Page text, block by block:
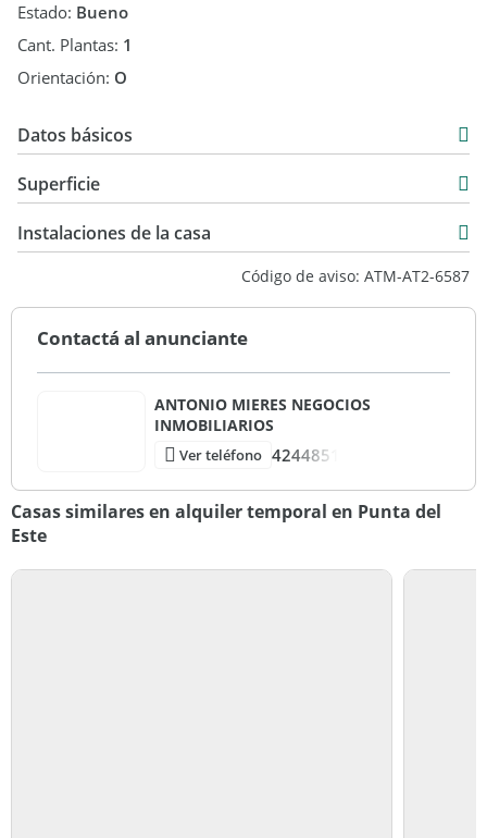
Estado: Bueno
Cant. Plantas: 1
Orientación: O
Datos básicos
USD 8.500
Superficie
413 m2
Instalaciones de la casa
Código de aviso: ATM-AT2-6587
Contactá al anunciante
ANTONIO MIERES NEGOCIOS
INMOBILIARIOS
Ver teléfono 4244851
Casas similares en alquiler temporal en Punta del
Este